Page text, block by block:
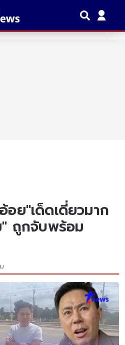
อย"เด็ดเดี่ยวมาก
ถูกจับพร้อม